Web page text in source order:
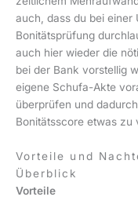
auch, dass du bei einer
Bonitätsprüfung
auch hier wieder die
bei der Bank vorstellig
eigene Schufa-Akte
überprüfen und
Bonitätsscore etwas zu
Vorteile und
Überblick
Vorteile